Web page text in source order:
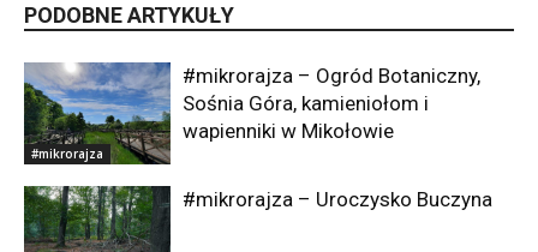
PODOBNE ARTYKUŁY
#mikrorajza
#mikrorajza – Ogród Botaniczny,
Sośnia Góra, kamieniołom i
wapienniki w Mikołowie
#mikrorajza – Uroczysko Buczyna